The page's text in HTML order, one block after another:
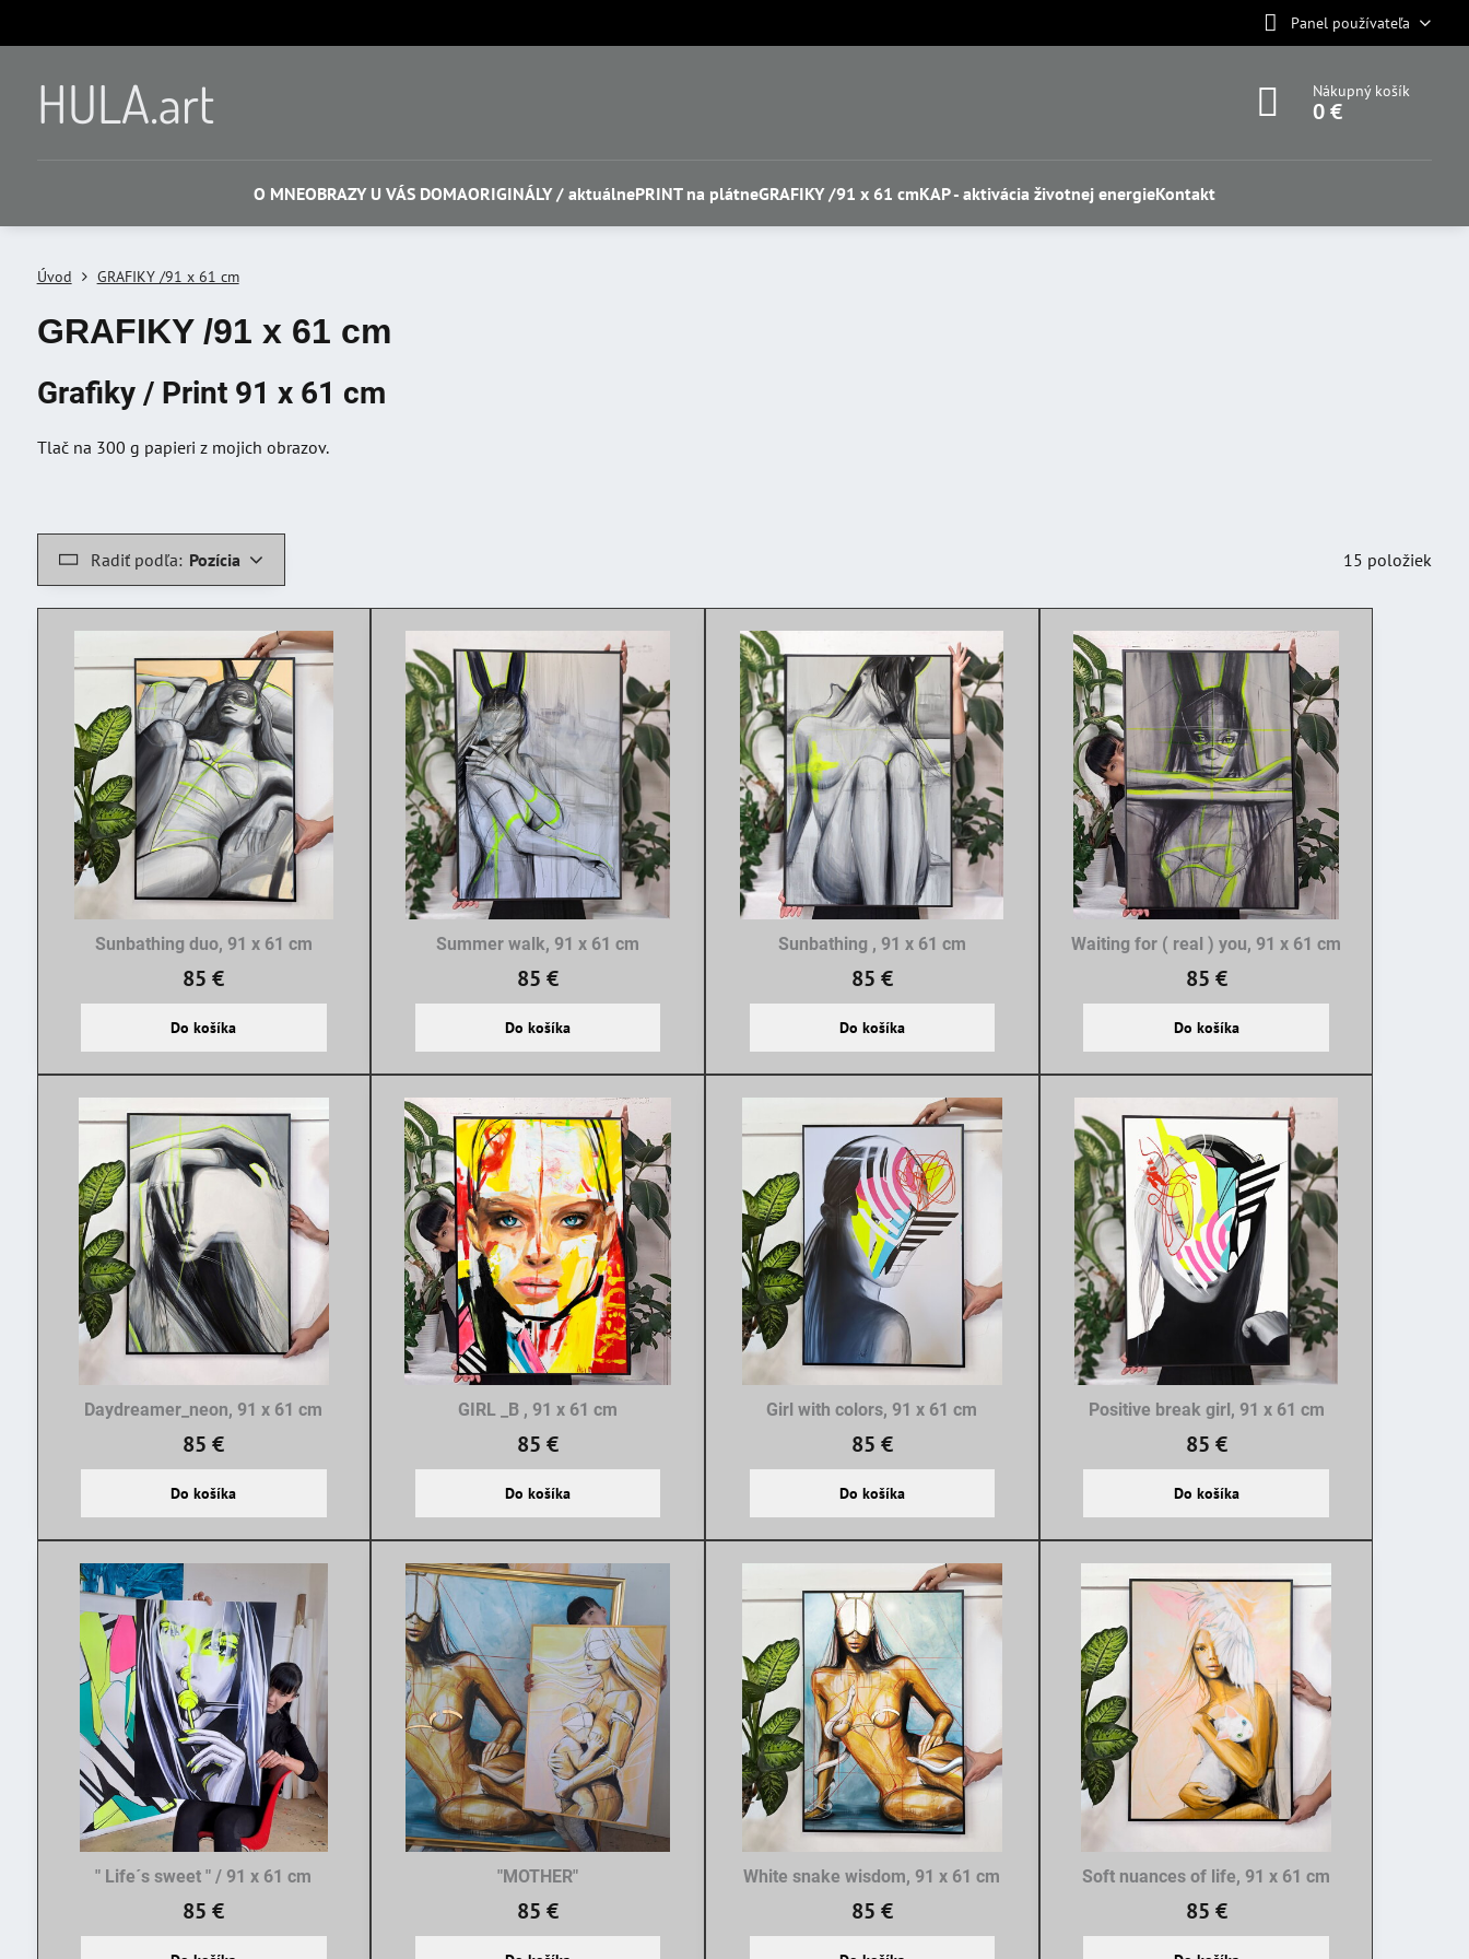
Panel používateľa
HULA.art Nákupný košík
0 €
O MNEOBRAZY U VÁS DOMAORIGINÁLY / aktuálnePRINT na plátneGRAFIKY /91 x 61 cmKAP - aktivácia životnej energieKontakt
Úvod GRAFIKY /91 x 61 cm
GRAFIKY /91 x 61 cm
Grafiky / Print 91 x 61 cm
Tlač na 300 g papieri z mojich obrazov.
Radiť podľa: Pozícia 15 položiek
Sunbathing duo, 91 x 61 cm
85 €
Do košíka
Summer walk, 91 x 61 cm
85 €
Do košíka
Sunbathing , 91 x 61 cm
85 €
Do košíka
Waiting for ( real ) you, 91 x 61 cm
85 €
Do košíka
Daydreamer_neon, 91 x 61 cm
85 €
Do košíka
GIRL _B , 91 x 61 cm
85 €
Do košíka
Girl with colors, 91 x 61 cm
85 €
Do košíka
Positive break girl, 91 x 61 cm
85 €
Do košíka
" Life´s sweet " / 91 x 61 cm
85 €
"MOTHER"
85 €
White snake wisdom, 91 x 61 cm
85 €
Soft nuances of life, 91 x 61 cm
85 €